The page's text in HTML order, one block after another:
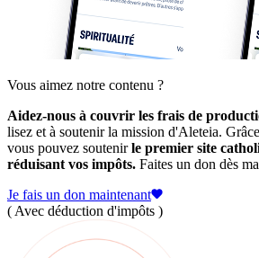
Vous aimez notre contenu ?
Aidez-nous à couvrir les frais de
lisez et à soutenir la mission d'Aleteia.
vous pouvez soutenirle premier site
réduisant vos impôts. Faites un don dès
Je fais un don maintenant
( Avec déduction d'impôts )